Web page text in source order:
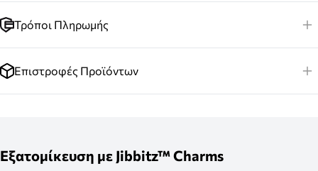
Τρόποι Πληρωμής
Επιστροφές Προϊόντων
Εξατομίκευση με Jibbitz™ Charms